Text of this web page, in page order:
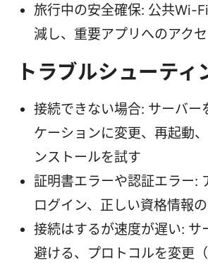
旅行中の安全確保: 公共Wi-
減し、重要アプリへのアク
トラブルシューティ
接続できない場合: サーバー
ケーションに変更、再起動
ンストールを試す
証明書エラーや認証エラー:
ログイン、正しい資格情報
接続はするが速度が遅い: サ
避ける、プロトコルを変更